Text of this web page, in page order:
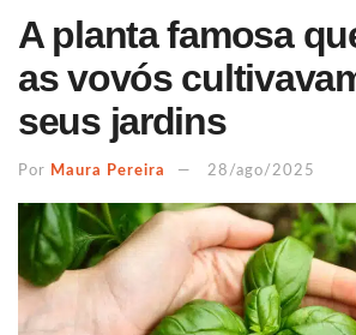
A planta famosa
as vovós
seus jardins
Por Maura Pereira 28/ago/2025